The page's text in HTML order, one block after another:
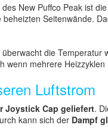
New Puffco Peak ist die
Seitenwände.
überwacht die Temperatur
wenn mehrere
Luftstrom
Joystick Cap geliefert.
kann sich der Dampf